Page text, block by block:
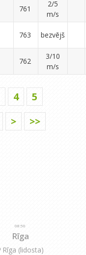
761
2/5
m/s
763 bezvējš
762
3/10
m/s
4
5
> >>
08:50
Rīga
Rīga (lidosta)